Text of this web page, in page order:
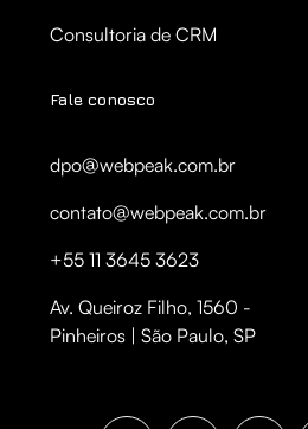
Consultoria de CRM
Fale conosco
dpo@webpeak.com.br
contato@webpeak.com.br
+55 11 3645 3623
Av. Queiroz Filho, 1560 -
Pinheiros | São Paulo, SP